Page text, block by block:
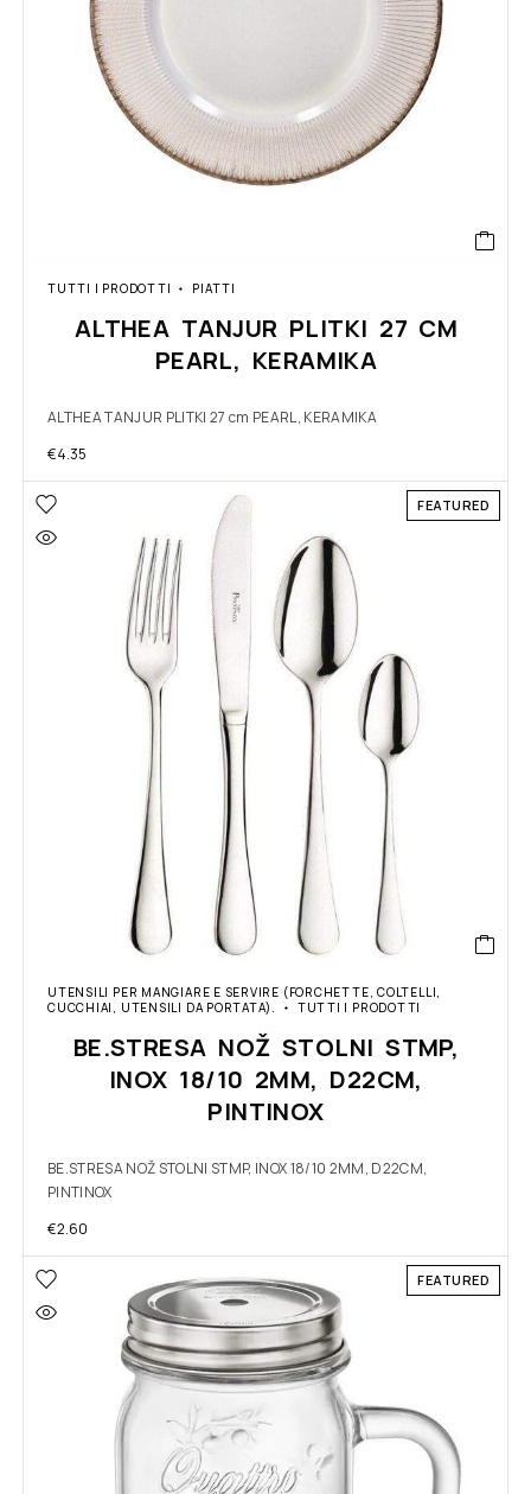
TUTTI I PRODOTTI PIATTI
ALTHEA TANJUR PLITKI 27 CM
PEARL, KERAMIKA
ALTHEA TANJUR PLITKI 27 cm PEARL, KERAMIKA
€4.35
FEATURED
UTENSILI PER MANGIARE E SERVIRE (FORCHETTE, COLTELLI,
CUCCHIAI, UTENSILI DA PORTATA).
TUTTI I PRODOTTI
BE.STRESA NOŽ STOLNI STMP,
INOX 18/10 2MM, D22CM,
PINTINOX
BE.STRESA NOŽ STOLNI STMP, INOX 18/10 2MM, D22CM,
PINTINOX
€2.60
FEATURED